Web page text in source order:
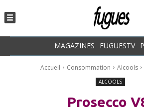
MAGAZINES FUGUESTV
Accueil Consommation Alcools
ALCOOLS
Prosecco